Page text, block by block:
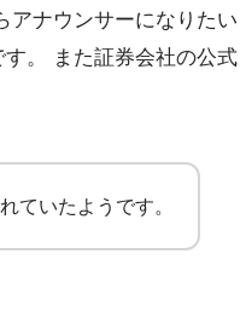
アナウンサーになりたい
。 また証券会社の公式
ていたようです。